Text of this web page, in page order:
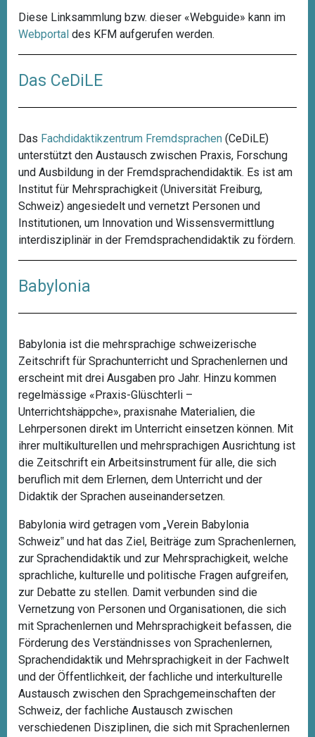
Diese Linksammlung bzw. dieser «Webguide» kann im
Webportal des KFM aufgerufen werden.
Das CeDiLE
Das Fachdidaktikzentrum Fremdsprachen (CeDiLE)
unterstützt den Austausch zwischen Praxis, Forschung
und Ausbildung in der Fremdsprachendidaktik. Es ist am
Institut für Mehrsprachigkeit (Universität Freiburg,
Schweiz) angesiedelt und vernetzt Personen und
Institutionen, um Innovation und Wissensvermittlung
interdisziplinär in der Fremdsprachendidaktik zu fördern.
Babylonia
Babylonia ist die mehrsprachige schweizerische
Zeitschrift für Sprachunterricht und Sprachenlernen und
erscheint mit drei Ausgaben pro Jahr. Hinzu kommen
regelmässige «Praxis-Glüschterli –
Unterrichtshäppche», praxisnahe Materialien, die
Lehrpersonen direkt im Unterricht einsetzen können. Mit
ihrer multikulturellen und mehrsprachigen Ausrichtung ist
die Zeitschrift ein Arbeitsinstrument für alle, die sich
beruflich mit dem Erlernen, dem Unterricht und der
Didaktik der Sprachen auseinandersetzen.
Babylonia wird getragen vom „Verein Babylonia
Schweiz‟ und hat das Ziel, Beiträge zum Sprachenlernen,
zur Sprachendidaktik und zur Mehrsprachigkeit, welche
sprachliche, kulturelle und politische Fragen aufgreifen,
zur Debatte zu stellen. Damit verbunden sind die
Vernetzung von Personen und Organisationen, die sich
mit Sprachenlernen und Mehrsprachigkeit befassen, die
Förderung des Verständnisses von Sprachenlernen,
Sprachendidaktik und Mehrsprachigkeit in der Fachwelt
und der Öffentlichkeit, der fachliche und interkulturelle
Austausch zwischen den Sprachgemeinschaften der
Schweiz, der fachliche Austausch zwischen
verschiedenen Disziplinen, die sich mit Sprachenlernen